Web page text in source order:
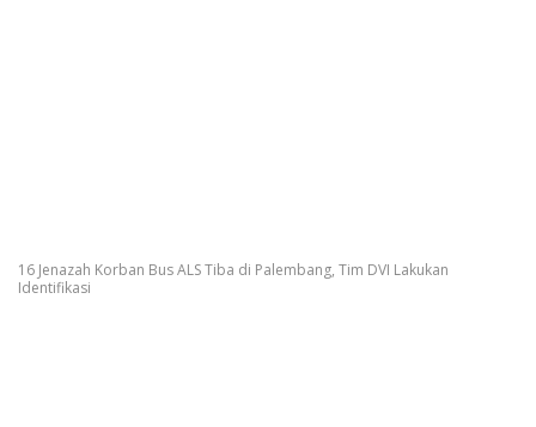
16 Jenazah Korban Bus ALS Tiba di Palembang, Tim DVI Lakukan
Identifikasi